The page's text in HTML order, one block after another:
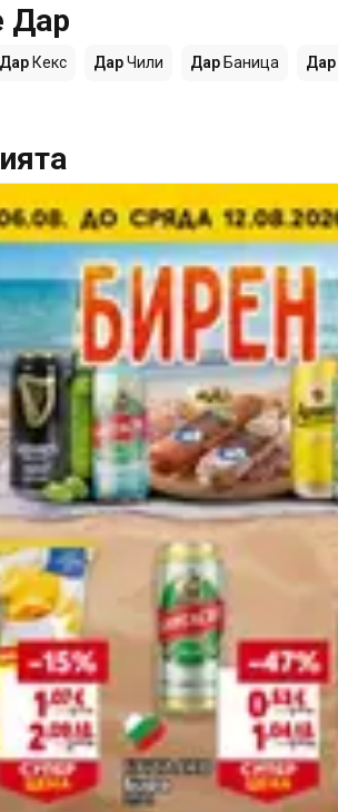
Дар
ДарКекс ДарЧили ДарБаница Дар